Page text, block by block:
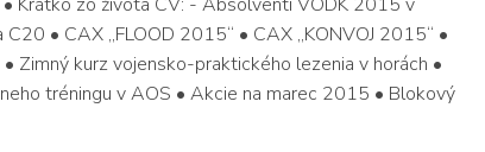
• CAX „FLOOD 2015“ • CAX „KONVOJ 2015“ •
Zimný kurz vojensko-praktického lezenia v horách •
tréningu v AOS • Akcie na marec 2015 • Blokový